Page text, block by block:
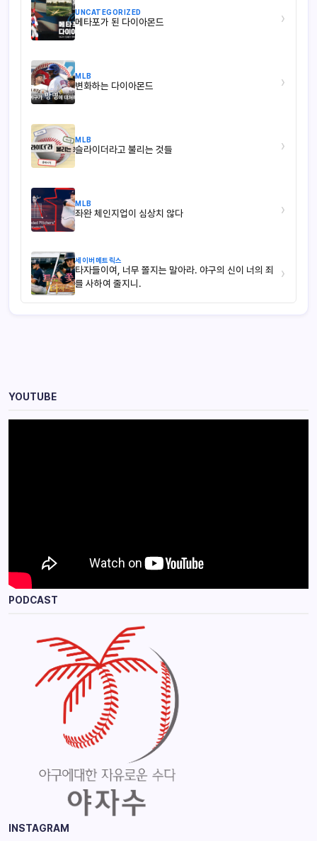
UNCATEGORIZED
메타포가 된 다이아몬드 ›
MLB
변화하는 다이아몬드 ›
MLB
슬라이더라고 불리는 것들 ›
MLB
좌완 체인지업이 심상치 않다 ›
세이버메트릭스
타자들이여, 너무 쫄지는 말아라. 야구의 신이 너의 죄
를 사하여 줄지니.
›
YOUTUBE
PODCAST
INSTAGRAM